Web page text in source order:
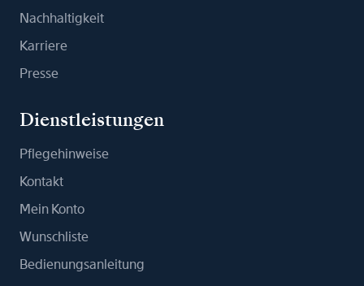
Nachhaltigkeit
Karriere
Presse
Dienstleistungen
Pflegehinweise
Kontakt
Mein Konto
Wunschliste
Bedienungsanleitung